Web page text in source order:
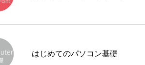
はじめてのパソコン基礎